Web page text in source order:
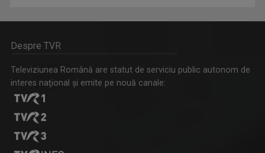
Despre TVR
Televiziunea Română are statut de serviciu public autonom de
interes naţional şi emite pe nouă canale: